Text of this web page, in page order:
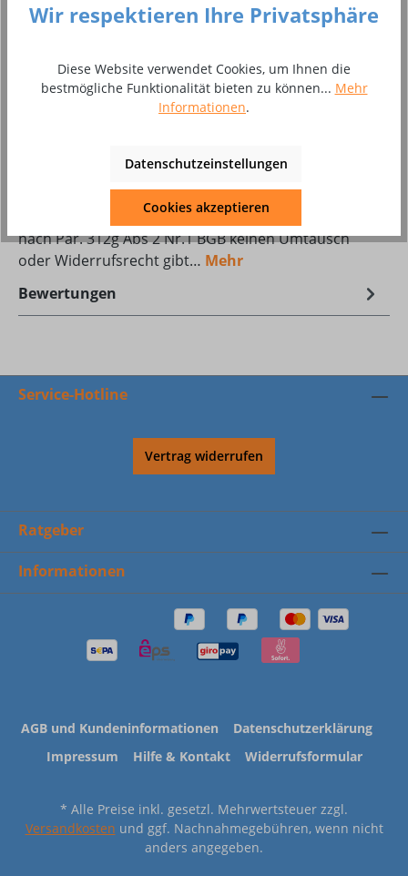
Zum Merkzettel hinzufügen
10051347
Beschreibung
Dieser Artikel ist eine Sonderanfertigung, für die es
nach Par. 312g Abs 2 Nr.1 BGB keinen Umtausch
oder Widerrufsrecht gibt… Mehr
Bewertungen
Service-Hotline
Vertrag widerrufen
Ratgeber
Informationen
AGB und Kundeninformationen
Datenschutzerklärung
Impressum
Hilfe & Kontakt Widerrufsformular
* Alle Preise inkl. gesetzl. Mehrwertsteuer zzgl.
Versandkosten und ggf. Nachnahmegebühren, wenn nicht
anders angegeben.
Wir respektieren Ihre Privatsphäre
Diese Website verwendet Cookies, um Ihnen die
bestmögliche Funktionalität bieten zu können... Mehr
Informationen.
Datenschutzeinstellungen
Cookies akzeptieren